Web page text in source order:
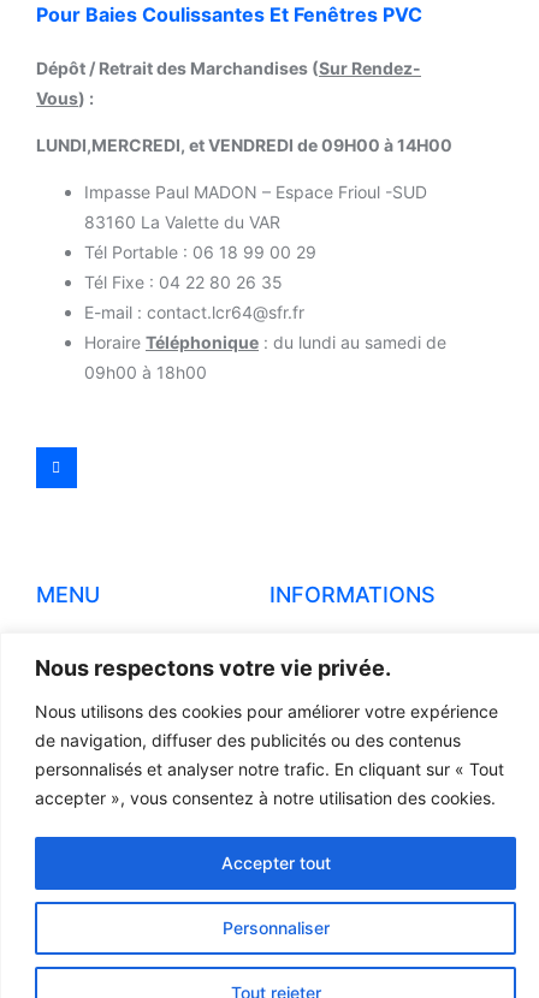
Nous respectons votre vie privée.
Nous utilisons des cookies pour améliorer votre expérience
de navigation, diffuser des publicités ou des contenus
personnalisés et analyser notre trafic. En cliquant sur « Tout
accepter », vous consentez à notre utilisation des cookies.
Personnaliser
Tout rejeter
Accepter tout
Pour Baies Coulissantes Et Fenêtres PVC
Dépôt / Retrait des Marchandises (Sur Rendez-
Vous) :
LUNDI,MERCREDI, et VENDREDI de 09H00 à 14H00
Impasse Paul MADON – Espace Frioul -SUD
83160 La Valette du VAR
Tél Portable : 06 18 99 00 29
Tél Fixe : 04 22 80 26 35
E-mail : contact.lcr64@sfr.fr
Horaire Téléphonique : du lundi au samedi de
09h00 à 18h00
MENU
Produits
Pièces détachées
Devis
Contact
INFORMATIONS
Politiques de
confidentialité
Conditions générales de
vente
Règlement et Expédition
© 2023 TOUS DROITS RÉSERVÉS - LCR
Création site internet par l’agence Web